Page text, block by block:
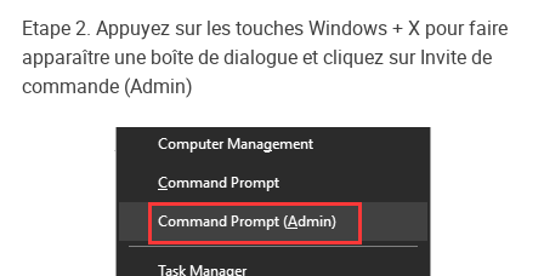
Etape 2. Appuyez sur les touches Windows + X pour faire
apparaître une boîte de dialogue et cliquez sur Invite de
commande (Admin)